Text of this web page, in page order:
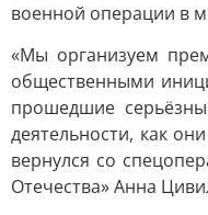
военной операции в
«Мы организуем
общественными
прошедшие
деятельности, как
вернулся со
Отечества» Анна